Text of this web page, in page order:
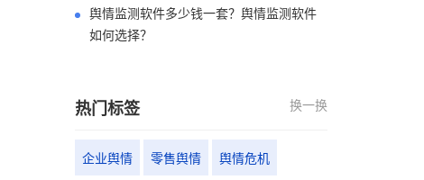
舆情监测软件多少钱一套？舆情监测软件
如何选择？
热门标签 换一换
企业舆情 零售舆情 舆情危机